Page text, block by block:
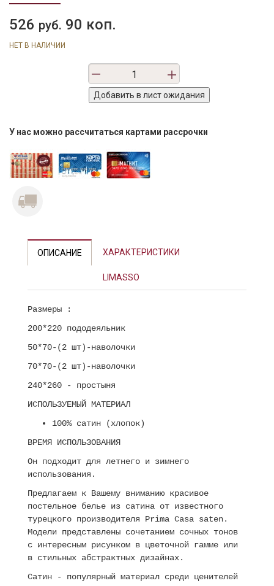
526 руб. 90 коп.
НЕТ В НАЛИЧИИ
У нас можно рассчитаться картами рассрочки
ОПИСАНИЕ ХАРАКТЕРИСТИКИ
LIMASSO
Размеры :
200*220 пододеяльник
50*70-(2 шт)-наволочки
70*70-(2 шт)-наволочки
240*260 - простыня
ИСПОЛЬЗУЕМЫЙ МАТЕРИАЛ
100% сатин (хлопок)
ВРЕМЯ ИСПОЛЬЗОВАНИЯ
Он подходит для летнего и зимнего
использования.
Предлагаем к Вашему вниманию красивое
постельное белье из сатина от известного
турецкого производителя Prima Casa saten.
Модели представлены сочетанием сочных тонов
с интересным рисунком в цветочной гамме или
в стильных абстрактных дизайнах.
Сатин - популярный материал среди ценителей